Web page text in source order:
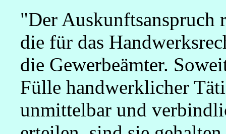
"Der Auskunftsanspruch
die für das
die Gewerbeämter.
Fülle handwerklicher
unmittelbar und